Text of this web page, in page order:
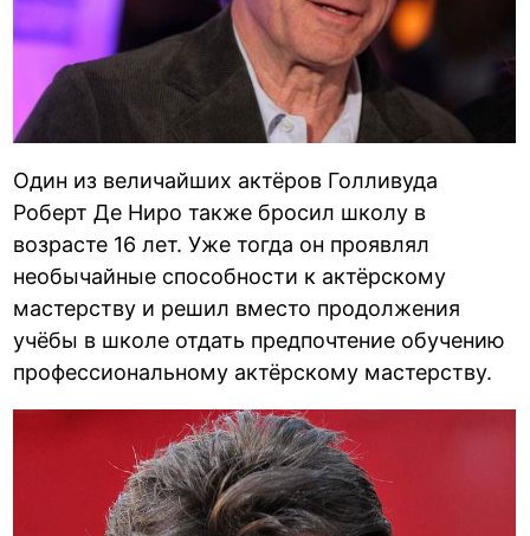
Один из величайших актёров Голливуда
Роберт Де Ниро также бросил школу в
возрасте 16 лет. Уже тогда он проявлял
необычайные способности к актёрскому
мастерству и решил вместо продолжения
учёбы в школе отдать предпочтение обучению
профессиональному актёрскому мастерству.